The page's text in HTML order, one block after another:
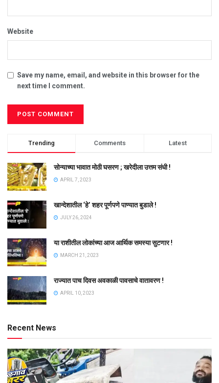
Website
Save my name, email, and website in this browser for the
next time I comment.
Trending Comments Latest
सोन्याच्या भावात मोठी घसरण ; खरेदीला उत्तम संधी !
APRIL 7, 2023
खान्देशातील ‘हे’ शहर पूर्णपणे पाण्यात बुडाले !
JULY 26, 2024
या राशीतील लोकांच्या आज आर्थिक समस्या सुटणार !
MARCH 21, 2023
राज्यात पाच दिवस अवकाळी पावसाचे वातावरण !
APRIL 10, 2023
Recent News